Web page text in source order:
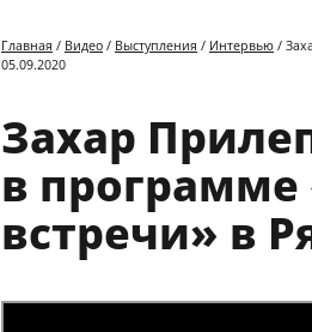
Главная / Видео / Выступления / Интервью /
05.09.2020
Захар
в программе
встречи» в